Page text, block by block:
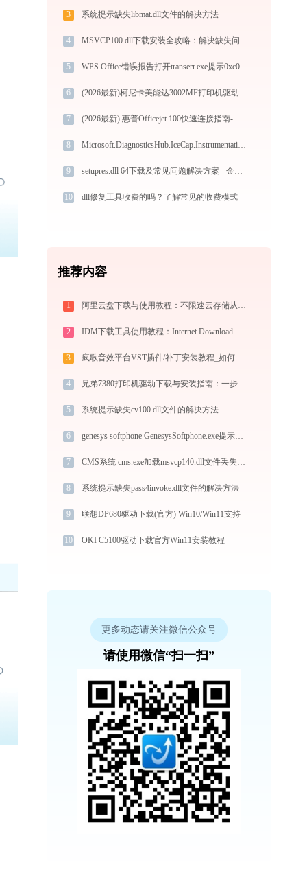
3 系统提示缺失libmat.dll文件的解决方法
4 MSVCP100.dll下载安装全攻略：解决缺失问题的官方免费方案（32/64位系统适用）
5 WPS Office错误报告打开transerr.exe提示0xc000000d错误码怎么办
6 (2026最新)柯尼卡美能达3002MF打印机驱动安装全攻略：从下载到安装完全教程
7 (2026最新) 惠普Officejet 100快速连接指南-金山毒霸
8 Microsoft.DiagnosticsHub.IceCap.Instrumentation.resources.dll下载
9 setupres.dll 64下载及常见问题解决方案 - 金山毒霸
10 dll修复工具收费的吗？了解常见的收费模式
推荐内容
1 阿里云盘下载与使用教程：不限速云存储从零上手全指南
2 IDM下载工具使用教程：Internet Download Manager高速下载与视频抓取完全指南
3 疯歌音效平台VST插件/补丁安装教程_如何加载插件效果包
4 兄弟7380打印机驱动下载与安装指南：一步步教您操作
5 系统提示缺失cv100.dll文件的解决方法
6 genesys softphone GenesysSoftphone.exe提示缺少msvcp120.dll文件的解决办法
7 CMS系统 cms.exe加载msvcp140.dll文件丢失处理办法
8 系统提示缺失pass4invoke.dll文件的解决方法
9 联想DP680驱动下载(官方) Win10/Win11支持
10 OKI C5100驱动下载官方Win11安装教程
更多动态请关注微信公众号
请使用微信“扫一扫”